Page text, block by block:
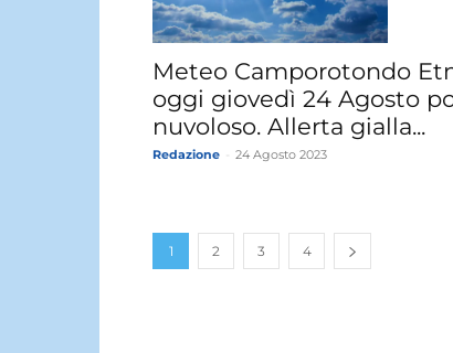
Meteo Camporotondo
oggi giovedì 24 Agosto
nuvoloso. Allerta gialla...
Redazione 24 Agosto 2023
1 2 3 4